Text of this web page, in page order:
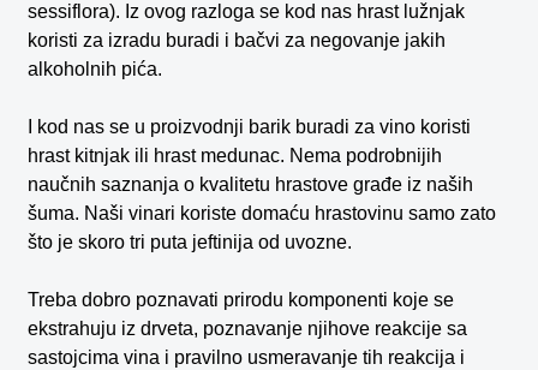
sessiflora). Iz ovog razloga se kod nas hrast lužnjak
koristi za izradu buradi i bačvi za negovanje jakih
alkoholnih pića.
I kod nas se u proizvodnji barik buradi za vino koristi
hrast kitnjak ili hrast medunac. Nema podrobnijih
naučnih saznanja o kvalitetu hrastove građe iz naših
šuma. Naši vinari koriste domaću hrastovinu samo zato
što je skoro tri puta jeftinija od uvozne.
Treba dobro poznavati prirodu komponenti koje se
ekstrahuju iz drveta, poznavanje njihove reakcije sa
sastojcima vina i pravilno usmeravanje tih reakcija i